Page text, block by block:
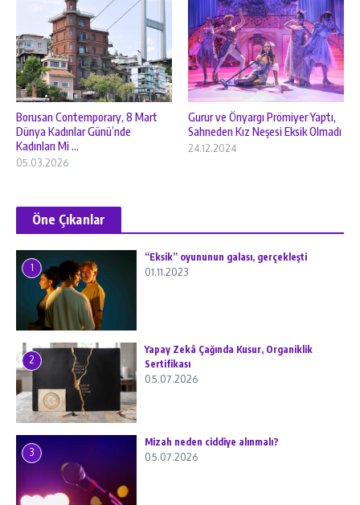
Borusan Contemporary, 8 Mart
Dünya Kadınlar Günü’nde
Kadınları Mi ...
05.03.2026
Gurur ve Önyargı Prömiyer Yaptı,
Sahneden Kız Neşesi Eksik Olmadı
24.12.2024
Öne Çıkanlar
1
“Eksik” oyununun galası, gerçekleşti
01.11.2023
2
Yapay Zekâ Çağında Kusur, Organiklik
Sertifikası
05.07.2026
3
Mizah neden ciddiye alınmalı?
05.07.2026